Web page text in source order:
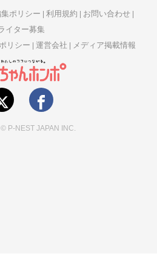
ポリシー 利用規約
お問い合わせ
イター募集
リシー 運営会社 メディア掲載情報
P-NEST JAPAN INC.